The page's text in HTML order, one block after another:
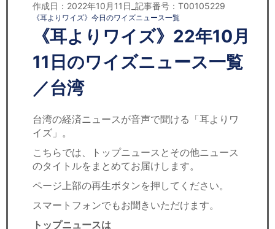
コンサルティング
リサーチ
セミナー
経済ニュース
ＩＴ
飲食店情報
作成日：2022年10月11日_記事番号：T00105229
《耳よりワイズ》今日のワイズニュース一覧
《耳よりワイズ》22年10月
11日のワイズニュース一覧
／台湾
台湾の経済ニュースが音声で聞ける「耳よりワ
イズ」。
こちらでは、トップニュースとその他ニュース
のタイトルをまとめてお届けします。
ページ上部の再生ボタンを押してください。
スマートフォンでもお聞きいただけます。
トップニュースは